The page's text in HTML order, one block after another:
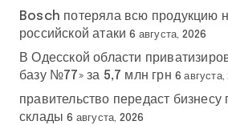
Bosch потеряла всю продукцию
российской атаки 6 августа, 2026
В Одесской области
базу №77» за 5,7 млн грн 6 августа,
правительство передаст
склады 6 августа, 2026